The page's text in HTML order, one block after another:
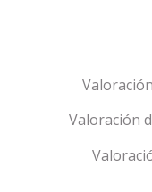
Valoración